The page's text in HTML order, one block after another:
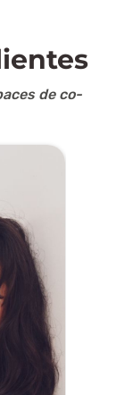
de co-